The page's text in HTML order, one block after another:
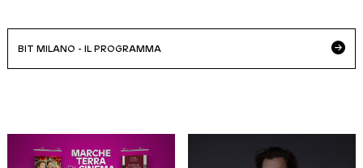
BIT MILANO - IL PROGRAMMA